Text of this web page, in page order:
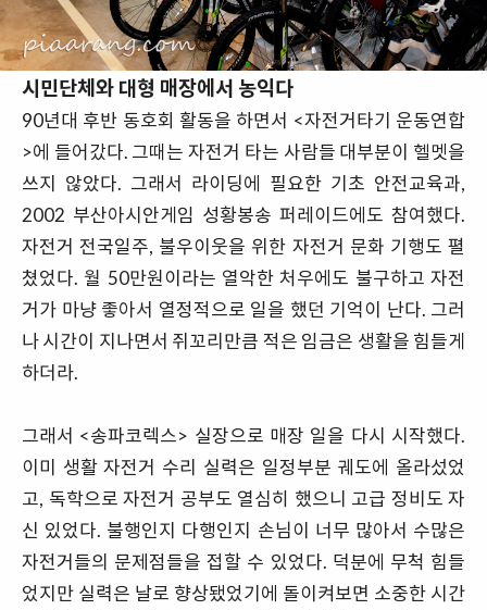
시민단체와 대형 매장에서 농익다
90년대 후반 동호회 활동을 하면서 <자전거타기 운동연합
>에 들어갔다. 그때는 자전거 타는 사람들 대부분이 헬멧을
쓰지 않았다. 그래서 라이딩에 필요한 기초 안전교육과,
2002 부산아시안게임 성황봉송 퍼레이드에도 참여했다.
자전거 전국일주, 불우이웃을 위한 자전거 문화 기행도 펼
쳤었다. 월 50만원이라는 열악한 처우에도 불구하고 자전
거가 마냥 좋아서 열정적으로 일을 했던 기억이 난다. 그러
나 시간이 지나면서 쥐꼬리만큼 적은 임금은 생활을 힘들게
하더라.
그래서 <송파코렉스> 실장으로 매장 일을 다시 시작했다.
이미 생활 자전거 수리 실력은 일정부분 궤도에 올라섰었
고, 독학으로 자전거 공부도 열심히 했으니 고급 정비도 자
신 있었다. 불행인지 다행인지 손님이 너무 많아서 수많은
자전거들의 문제점들을 접할 수 있었다. 덕분에 무척 힘들
었지만 실력은 날로 향상됐었기에 돌이켜보면 소중한 시간